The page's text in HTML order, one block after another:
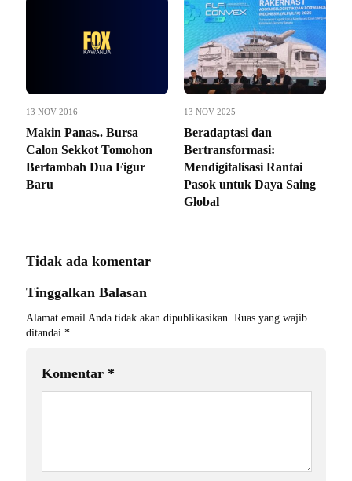
13 NOV 2016
Makin Panas.. Bursa
Calon Sekkot Tomohon
Bertambah Dua Figur
Baru
13 NOV 2025
Beradaptasi dan
Bertransformasi:
Mendigitalisasi Rantai
Pasok untuk Daya Saing
Global
Tidak ada komentar
Tinggalkan Balasan
Alamat email Anda tidak akan dipublikasikan. Ruas yang wajib
ditandai *
Komentar *